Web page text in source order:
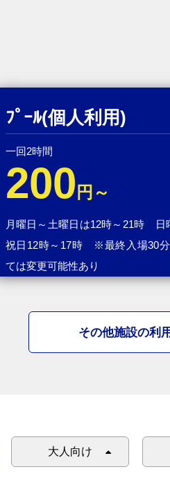
ﾌﾟｰﾙ(個人利用)
一回2時間
200 円～
月曜日～土曜日は12時～21時
祝日12時～17時 ※最終入場30
ては変更可能性あり
その他施設の利用
大人向け